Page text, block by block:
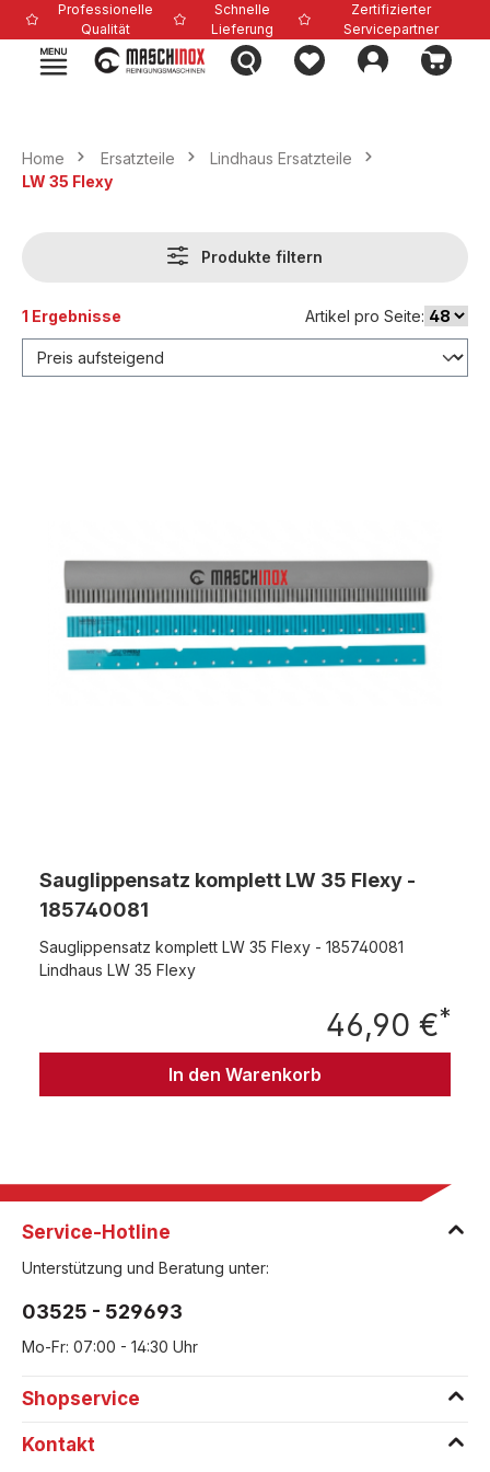
springen
Professionelle
Qualität
Schnelle
Lieferung
Zertifizierter
Servicepartner
Home Ersatzteile
Lindhaus Ersatzteile
LW 35 Flexy
Produkte filtern
1 Ergebnisse Artikel pro Seite:
Sauglippensatz komplett LW 35 Flexy -
185740081
Sauglippensatz komplett LW 35 Flexy - 185740081
Lindhaus LW 35 Flexy
46,90 €*
In den Warenkorb
Service-Hotline
Unterstützung und Beratung unter:
03525 - 529693
Mo-Fr: 07:00 - 14:30 Uhr
Shopservice
Kontakt